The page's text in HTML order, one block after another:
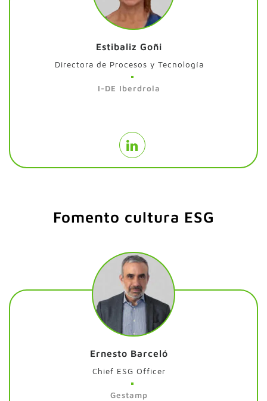
Estibaliz Goñi
Directora de Procesos y Tecnología
I-DE Iberdrola
Fomento cultura ESG
Ernesto Barceló
Chief ESG Officer
Gestamp